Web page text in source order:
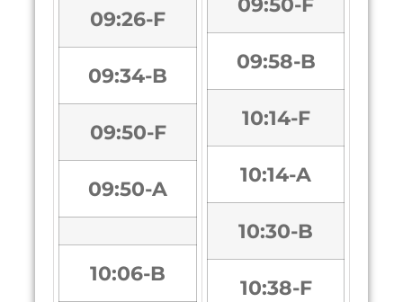
09:26-F
09:34-B
09:50-F
09:50-A
10:06-B
09:50-F
09:58-B
10:14-F
10:14-A
10:30-B
10:38-F